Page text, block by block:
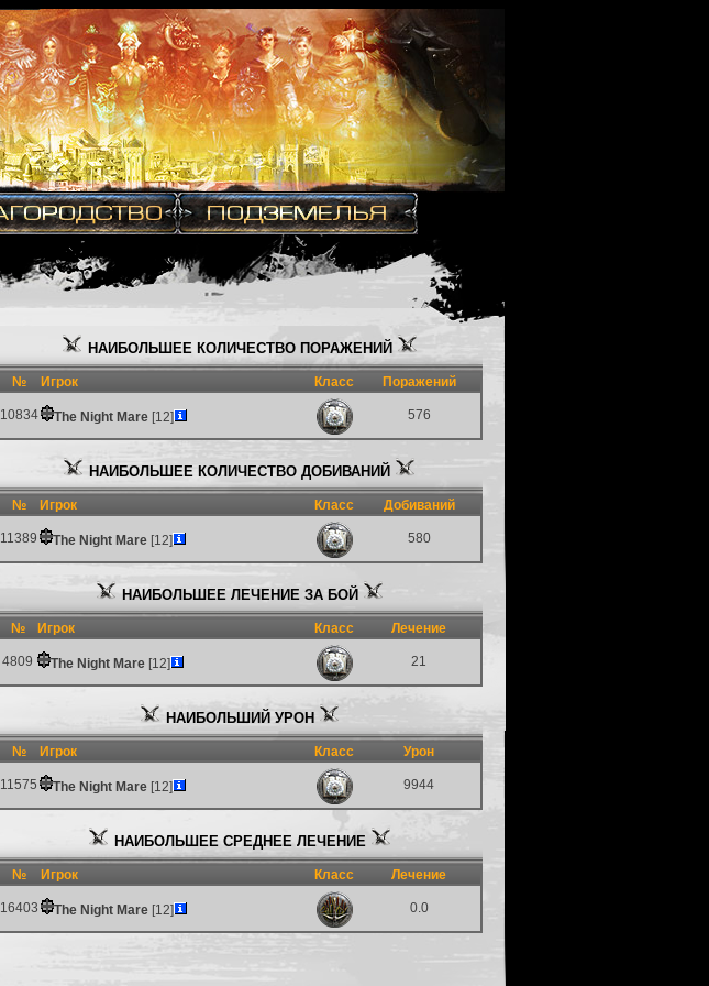
НАИБОЛЬШЕЕ КОЛИЧЕСТВО ПОРАЖЕНИЙ
№ Игрок Класс Поражений
10834 The Night Mare [12] 576
НАИБОЛЬШЕЕ КОЛИЧЕСТВО ДОБИВАНИЙ
№ Игрок Класс Добиваний
11389 The Night Mare [12] 580
НАИБОЛЬШЕЕ ЛЕЧЕНИЕ ЗА БОЙ
№ Игрок Класс Лечение
4809 The Night Mare [12] 21
НАИБОЛЬШИЙ УРОН
№ Игрок Класс Урон
11575 The Night Mare [12] 9944
НАИБОЛЬШЕЕ СРЕДНЕЕ ЛЕЧЕНИЕ
№ Игрок Класс Лечение
16403 The Night Mare [12] 0.0